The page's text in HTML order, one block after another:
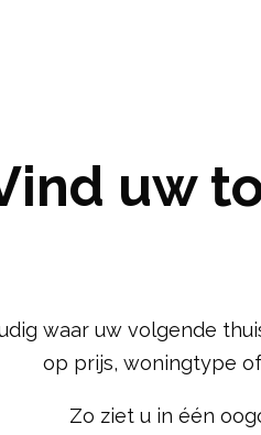
uw
waar uw volgende
op prijs, woningtype
Zo ziet u in één